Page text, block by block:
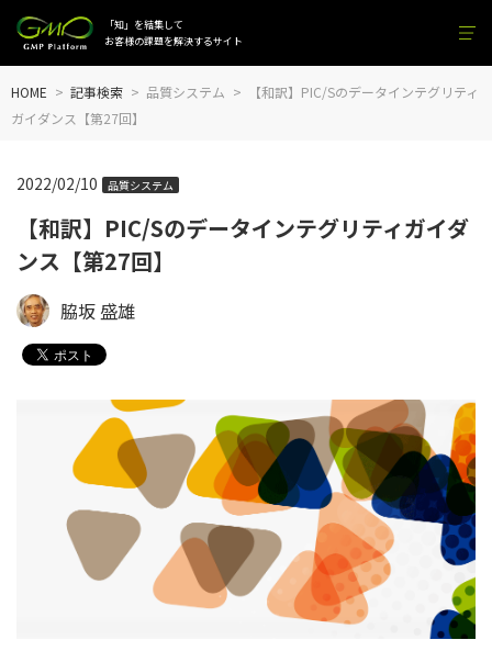
「知」を結集して
お客様の課題を解決するサイト
HOME 記事検索 品質システム
【和訳】PIC/Sのデータインテグリティ
ガイダンス【第27回】
【和訳】PIC/Sのデータインテグリティガイダ
ンス【第27回】
2022/02/10 品質システム
脇坂 盛雄